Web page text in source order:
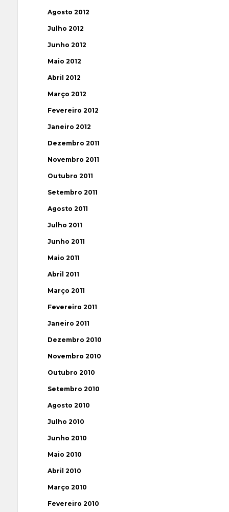
Agosto 2012
Julho 2012
Junho 2012
Maio 2012
Abril 2012
Março 2012
Fevereiro 2012
Janeiro 2012
Dezembro 2011
Novembro 2011
Outubro 2011
Setembro 2011
Agosto 2011
Julho 2011
Junho 2011
Maio 2011
Abril 2011
Março 2011
Fevereiro 2011
Janeiro 2011
Dezembro 2010
Novembro 2010
Outubro 2010
Setembro 2010
Agosto 2010
Julho 2010
Junho 2010
Maio 2010
Abril 2010
Março 2010
Fevereiro 2010